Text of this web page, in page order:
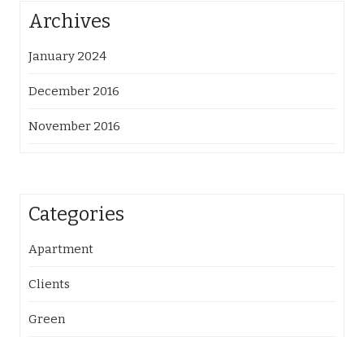
Archives
January 2024
December 2016
November 2016
Categories
Apartment
Clients
Green